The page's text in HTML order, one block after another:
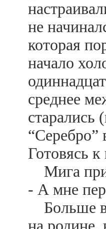
не
которая
начало
среднее
старались
“Серебро”
Готовясь
Мига
- А мне
Больше